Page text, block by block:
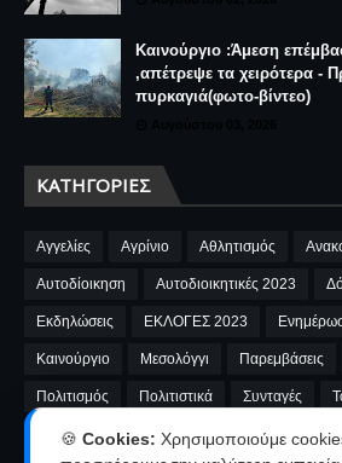
Καινούργιο :Άμεση
,απέτρεψε τα χειρότερα -
πυρκαγιά(φωτο-βίντεο)
ΚΑΤΗΓΟΡΊΕΣ
Αγγελίες Αγρίνιο Αθλητισμός
Αυτοδίοικηση Αυτοδιοικητικές 2023
Εκδηλώσεις ΕΚΛΟΓΕΣ 2023
Καινούργιο Μεσολόγγι Παρεμβάσεις
Πολιτισμός Πολιτιστικά Συνταγές
A.E.Καινουργίου cinema Fnews
🍪 Cookies: Χρησιμοποιούμε